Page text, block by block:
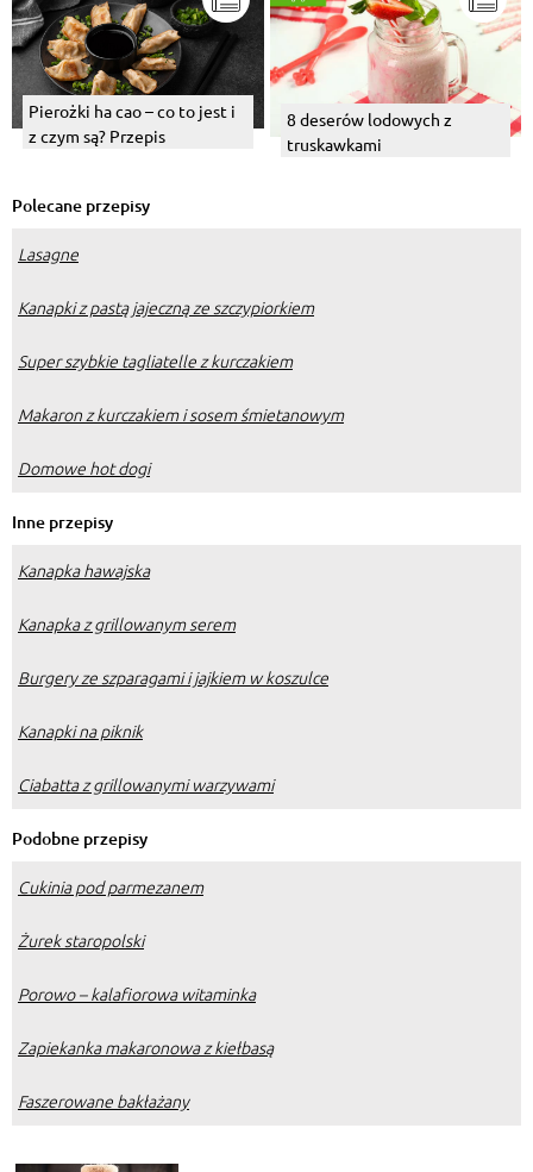
Pierożki ha cao – co to jest i
z czym są? Przepis
8 deserów lodowych z
truskawkami
Polecane przepisy
Lasagne
Kanapki z pastą jajeczną ze szczypiorkiem
Super szybkie tagliatelle z kurczakiem
Makaron z kurczakiem i sosem śmietanowym
Domowe hot dogi
Inne przepisy
Kanapka hawajska
Kanapka z grillowanym serem
Burgery ze szparagami i jajkiem w koszulce
Kanapki na piknik
Ciabatta z grillowanymi warzywami
Podobne przepisy
Cukinia pod parmezanem
Żurek staropolski
Porowo – kalafiorowa witaminka
Zapiekanka makaronowa z kiełbasą
Faszerowane bakłażany